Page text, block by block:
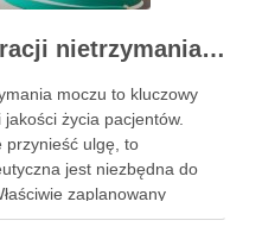
Rehabilitacja po operacji nietrzymania moczu – kluczowe informacje i ćwiczenia
moczu to kluczowy
życia pacjentów.
przynieść ulgę, to
jest niezbędna do
zaplanowany
intensywne ćwiczenia oraz